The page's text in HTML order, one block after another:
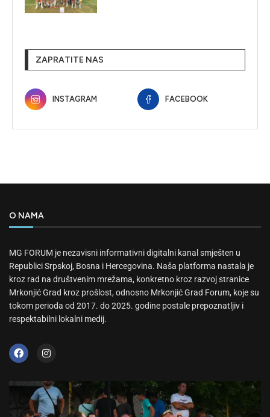
ZAPRATITE NAS
INSTAGRAM FACEBOOK
O NAMA
MG FORUM je nezavisni informativni digitalni kanal smješten u
Republici Srpskoj, Bosna i Hercegovina. Naša platforma nastala je
kroz rad na društvenim mrežama, konkretno kroz razvoj stranice
Mrkonjić Grad kroz prošlost, odnosno Mrkonjić Grad Forum, koje su
tokom perioda od 2017. do 2025. godine postale prepoznatljiv i
respektabilni lokalni medij.